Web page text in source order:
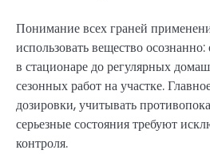
Понимание всех граней
использовать вещество
в стационаре до регулярных
сезонных работ на участке.
дозировки, учитывать
серьезные состояния требуют
контроля.